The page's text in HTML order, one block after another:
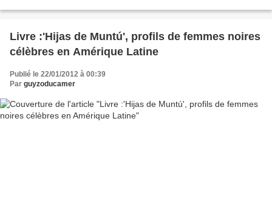
Livre :'Hijas de Muntú', profils de femmes noires
célèbres en Amérique Latine
Publié le 22/01/2012 à 00:39
Par guyzoducamer